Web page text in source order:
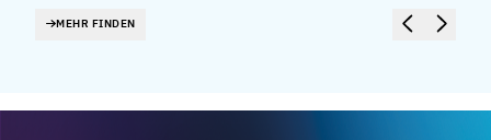
MEHR FINDEN